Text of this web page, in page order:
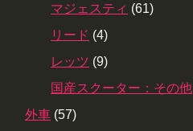
マジェスティ (61)
リード (4)
レッツ (9)
国産スクーター：その他
外車 (57)